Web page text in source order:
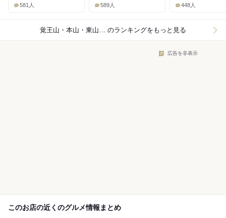
581人 589人 448人
覚王山・本山・東山公園×スイーツ のランキングをもっと見る
広告を非表示
このお店の近くのグルメ情報まとめ